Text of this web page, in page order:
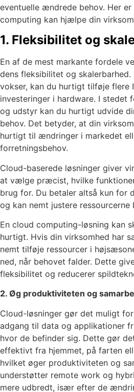
eventuelle ændrede behov. Her er
computing kan hjælpe din
1. Fleksibilitet og
En af de mest markante fordele
dens fleksibilitet og skalerbarhed.
vokser, kan du hurtigt tilføje flere
investeringer i hardware. I stedet
og udstyr kan du hurtigt udvide
behov. Det betyder, at din
hurtigt til ændringer i markedet
forretningsbehov.
Cloud-baserede løsninger giver
at vælge præcist, hvilke
brug for. Du betaler altså kun for
og kan nemt justere ressourcerne
En cloud computing-løsning kan
hurtigt. Hvis din virksomhed har
nemt tilføje ressourcer i
ned, når behovet falder. Dette
fleksibilitet og reducerer
2. Øg produktiviteten og
Cloud-løsninger gør det muligt
adgang til data og applikationer
hvor de befinder sig. Dette gør
effektivt fra hjemmet, på farten
hvilket øger produktiviteten og
understøtter remote work og
mere udbredt, især efter de